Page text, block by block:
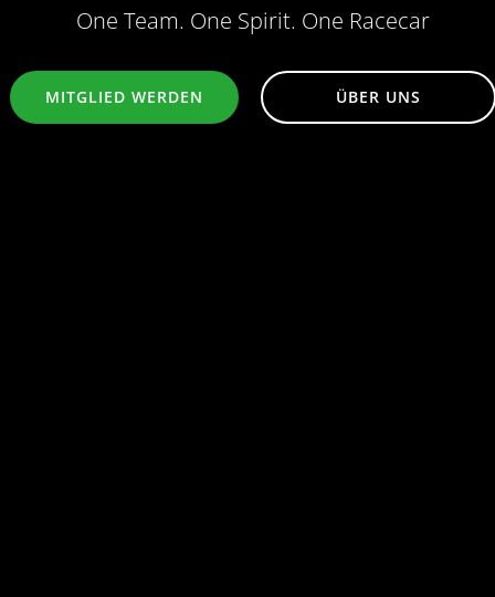
One Team. One Spirit. One Racecar
MITGLIED WERDEN ÜBER UNS